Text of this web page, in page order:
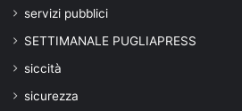
servizi pubblici
SETTIMANALE PUGLIAPRESS
siccità
sicurezza